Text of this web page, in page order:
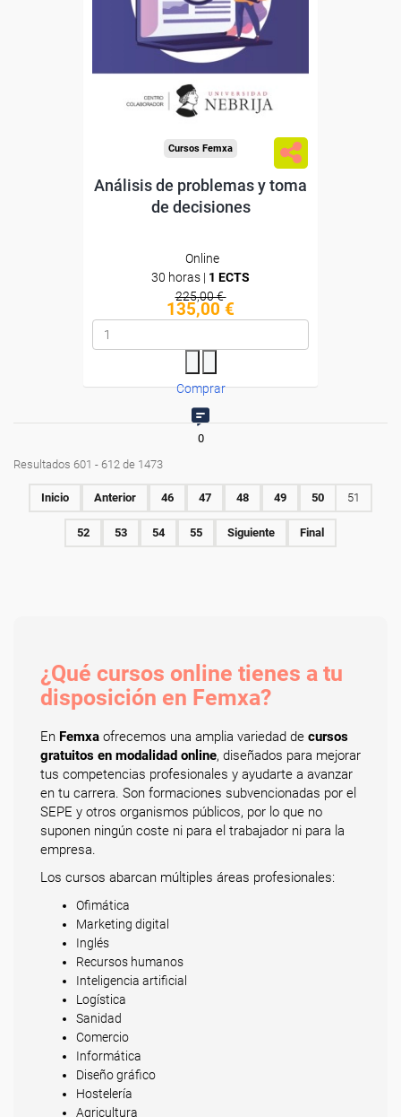
Sin requisitos de acceso
Doble titulación
Compra segura
Cursos Femxa
Análisis de problemas y toma
de decisiones
Online
30 horas | 1 ECTS
225,00 €
135,00 €
Comprar
0
Resultados 601 - 612 de 1473
Inicio Anterior 46 47 48 49 50 51
52 53 54 55 Siguiente Final
¿Qué cursos online tienes a tu
disposición en Femxa?
En Femxa ofrecemos una amplia variedad de cursos
gratuitos en modalidad online, diseñados para mejorar
tus competencias profesionales y ayudarte a avanzar
en tu carrera. Son formaciones subvencionadas por el
SEPE y otros organismos públicos, por lo que no
suponen ningún coste ni para el trabajador ni para la
empresa.
Los cursos abarcan múltiples áreas profesionales:
Ofimática
Marketing digital
Inglés
Recursos humanos
Inteligencia artificial
Logística
Sanidad
Comercio
Informática
Diseño gráfico
Hostelería
Agricultura